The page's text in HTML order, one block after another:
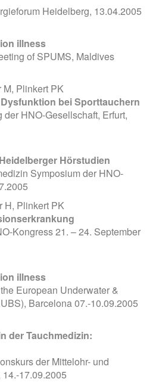
Heidelberg, 13.04.2005
illness
of SPUMS, Maldives
M, Plinkert PK
bei Sporttauchern
HNO-Gesellschaft, Erfurt,
Hörstudien
Symposium der HNO-
H, Plinkert PK
Kongress 21. – 24. September
illness
European Underwater &
Barcelona 07.-10.09.2005
der Tauchmedizin:
der Mittelohr- und
17.09.2005